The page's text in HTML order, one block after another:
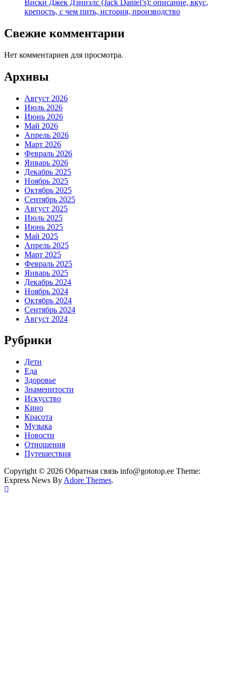
Виски Джек Дэниэлс (Jack Daniel’s): описание, вкус,
крепость, с чем пить, история, производство
Свежие комментарии
Нет комментариев для просмотра.
Архивы
Август 2026
Июль 2026
Июнь 2026
Май 2026
Апрель 2026
Март 2026
Февраль 2026
Январь 2026
Декабрь 2025
Ноябрь 2025
Октябрь 2025
Сентябрь 2025
Август 2025
Июль 2025
Июнь 2025
Май 2025
Апрель 2025
Март 2025
Февраль 2025
Январь 2025
Декабрь 2024
Ноябрь 2024
Октябрь 2024
Сентябрь 2024
Август 2024
Рубрики
Дети
Еда
Здоровье
Знаменитости
Искусство
Кино
Красота
Музыка
Новости
Отношения
Путешествия
Copyright © 2026 Обратная связь info@gototop.ee Theme:
Express News By Adore Themes.